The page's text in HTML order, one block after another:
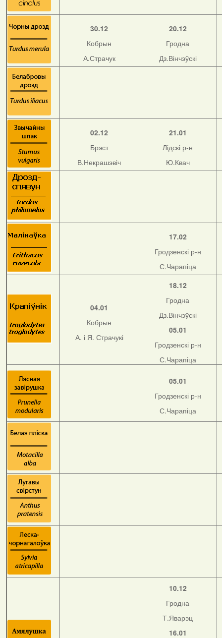
30.12
Кобрын
А.Страчук
20.12
Гродна
Дз.Вінчэўскі
02.12
Брэст
В.Некрашэвіч
21.01
Лідскі р-н
Ю.Квач
17.02
Гродзенскі р-н
С.Чарапіца
04.01
Кобрын
А. і Я. Страчукі
18.12
Гродна
Дз.Вінчэўскі
05.01
Гродзенскі р-н
С.Чарапіца
05.01
Гродзенскі р-н
С.Чарапіца
10.12
Гродна
Т.Яварэц
16.01